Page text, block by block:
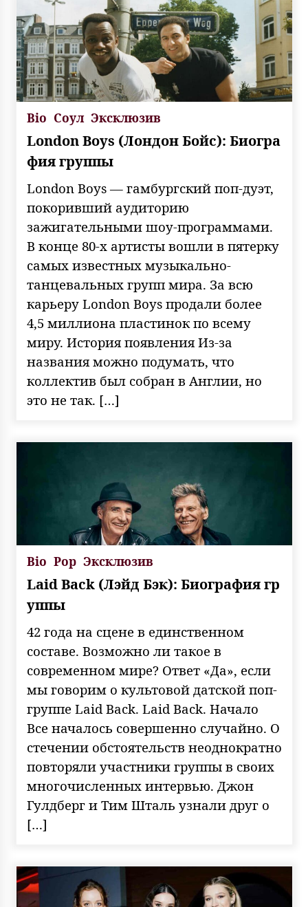
Bio Соул Эксклюзив
London Boys (Лондон Бойс): Биогра
фия группы
London Boys — гамбургский поп-дуэт,
покоривший аудиторию
зажигательными шоу-программами.
В конце 80-х артисты вошли в пятерку
самых известных музыкально-
танцевальных групп мира. За всю
карьеру London Boys продали более
4,5 миллиона пластинок по всему
миру. История появления Из-за
названия можно подумать, что
коллектив был собран в Англии, но
это не так. […]
Bio Pop Эксклюзив
Laid Back (Лэйд Бэк): Биография гр
уппы
42 года на сцене в единственном
составе. Возможно ли такое в
современном мире? Ответ «Да», если
мы говорим о культовой датской поп-
группе Laid Back. Laid Back. Начало
Все началось совершенно случайно. О
стечении обстоятельств неоднократно
повторяли участники группы в своих
многочисленных интервью. Джон
Гулдберг и Тим Шталь узнали друг о
[…]